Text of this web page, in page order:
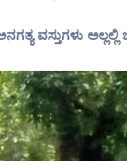
ವಸ್ತುಗಳು